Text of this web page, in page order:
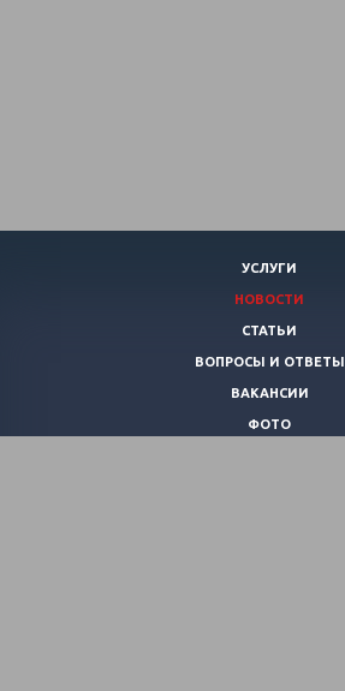
УСЛУГИ
НОВОСТИ
СТАТЬИ
ВОПРОСЫ И ОТВЕТЫ
ВАКАНСИИ
ФОТО